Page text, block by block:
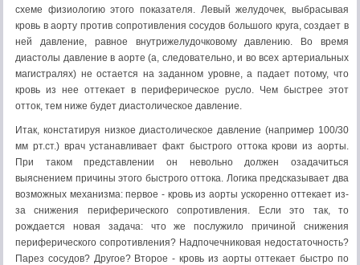
схеме физиологию этого показателя. Левый желудочек, выбрасывая
кровь в аорту против сопротивления сосудов большого круга, создает в
ней давление, равное внутрижелудочковому давлению. Во время
диастолы давление в аорте (а, следовательно, и во всех артериальных
магистралях) не остается на заданном уровне, а падает потому, что
кровь из нее оттекает в периферическое русло. Чем быстрее этот
отток, тем ниже будет диастолическое давление.
Итак, констатируя низкое диастолическое давление (например 100/30
мм рт.ст.) врач устанавливает факт быстрого оттока крови из аорты.
При таком представлении он невольно должен озадачиться
выяснением причины этого быстрого оттока. Логика предсказывает два
возможных механизма: первое - кровь из аорты ускоренно оттекает из-
за снижения периферического сопротивления. Если это так, то
рождается новая задача: что же послужило причиной снижения
периферического сопротивления? Надпочечниковая недостаточность?
Парез сосудов? Другое? Второе - кровь из аорты оттекает быстро по